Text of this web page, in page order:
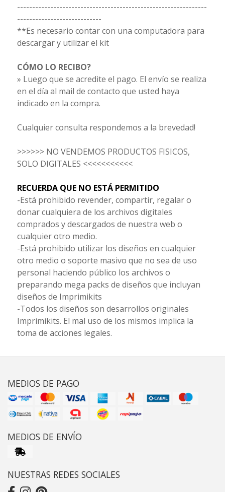
---------------------------------------------------------------
----------------------------
**Es necesario contar con una computadora para
descargar y utilizar el kit
CÓMO LO RECIBO?
» Luego que se acredite el pago. El envío se realiza
en el día al mail de contacto que usted haya
indicado en la compra.
Cualquier consulta respondemos a la brevedad!
>>>>>> NO VENDEMOS PRODUCTOS FISICOS,
SOLO DIGITALES <<<<<<<<<<<
RECUERDA QUE NO ESTÁ PERMITIDO
-Está prohibido revender, compartir, regalar o
donar cualquiera de los archivos digitales
comprados y descargados de nuestra web o
cualquier otro medio.
-Está prohibido utilizar los diseños en cualquier
otro medio o soporte masivo que no sea de uso
personal haciendo público los archivos o
preparando mega packs de diseños que incluyan
diseños de Imprimikits
-Todos los diseños son desarrollos originales
Imprimikits. El mal uso de los mismos implica la
toma de acciones legales.
MEDIOS DE PAGO
MEDIOS DE ENVÍO
NUESTRAS REDES SOCIALES